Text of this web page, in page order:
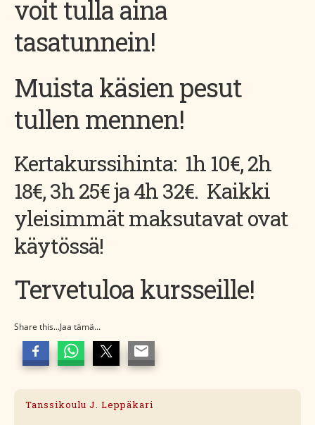
voit tulla aina
tasatunnein!
Muista käsien pesut
tullen mennen!
Kertakurssihinta: 1h 10€, 2h
18€, 3h 25€ ja 4h 32€. Kaikki
yleisimmät maksutavat ovat
käytössä!
Tervetuloa kursseille!
Share this...Jaa tämä...
Tanssikoulu J. Leppäkari